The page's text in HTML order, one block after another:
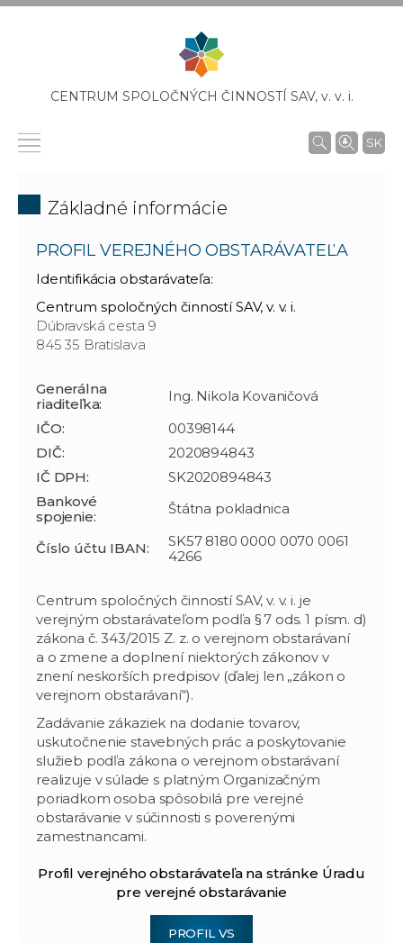
CENTRUM SPOLOČNÝCH ČINNOSTÍ SAV, v. v. i.
SK
Základné informácie
PROFIL VEREJNÉHO OBSTARÁVATEĽA
Identifikácia obstarávateľa:
Centrum spoločných činností SAV, v. v. i.
Dúbravská cesta 9
845 35 Bratislava
Generálna
riaditeľka:
Ing. Nikola Kovaničová
IČO:
00398144
DIČ:
2020894843
IČ DPH:
SK2020894843
Bankové
spojenie:
Štátna pokladnica
Číslo účtu IBAN:
SK57 8180 0000 0070 0061
4266
Centrum spoločných činností SAV, v. v. i. je
verejným obstarávateľom podľa § 7 ods. 1 písm. d)
zákona č. 343/2015 Z. z. o verejnom obstarávaní
a o zmene a doplnení niektorých zákonov v
znení neskorších predpisov (ďalej len „zákon o
verejnom obstarávaní“).
Zadávanie zákaziek na dodanie tovarov,
uskutočnenie stavebných prác a poskytovanie
služieb podľa zákona o verejnom obstarávaní
realizuje v súlade s platným Organizačným
poriadkom osoba spôsobilá pre verejné
obstarávanie v súčinnosti s poverenými
zamestnancami.
Profil verejného obstarávateľa na stránke Úradu
pre verejné obstarávanie
PROFIL VS